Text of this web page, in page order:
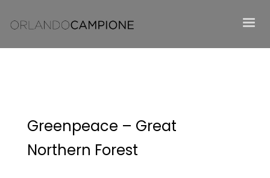
Greenpeace – Great
Northern Forest